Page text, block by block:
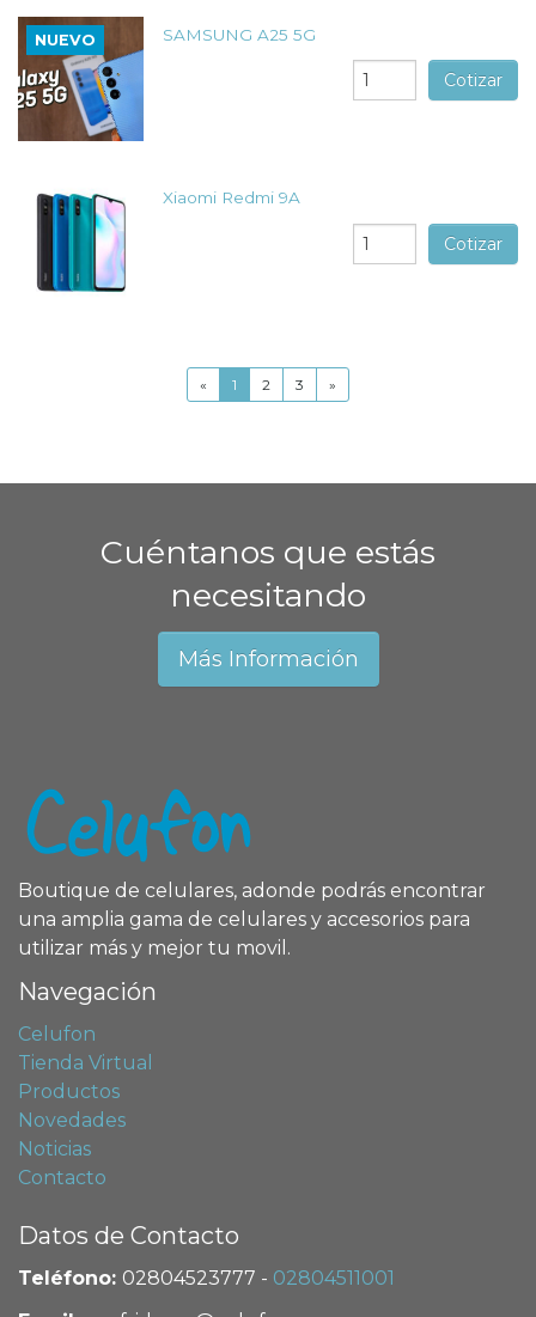
NUEVO SAMSUNG A25 5G
Cotizar
Xiaomi Redmi 9A
Cotizar
« 1 2 3 »
Cuéntanos que estás
necesitando
Más Información
Boutique de celulares, adonde podrás encontrar
una amplia gama de celulares y accesorios para
utilizar más y mejor tu movil.
Navegación
Celufon
Tienda Virtual
Productos
Novedades
Noticias
Contacto
Datos de Contacto
Teléfono: 02804523777 - 02804511001